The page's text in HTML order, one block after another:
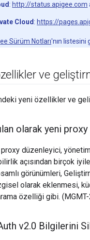
: http://status.apigee.com
Cloud : https://
Sürüm Notları'nın listesini
ve
yeni özellikler ve
olarak yeni
düzenleyici,
açısından birçok
görünümleri,
olarak eklenmesi,
özelliği gibi.
v2.0 Bilgilerini